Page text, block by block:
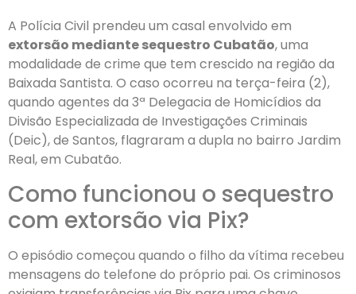
A Polícia Civil prendeu um casal envolvido em
extorsão mediante sequestro Cubatão, uma
modalidade de crime que tem crescido na região da
Baixada Santista. O caso ocorreu na terça-feira (2),
quando agentes da 3ª Delegacia de Homicídios da
Divisão Especializada de Investigações Criminais
(Deic), de Santos, flagraram a dupla no bairro Jardim
Real, em Cubatão.
Como funcionou o sequestro
com extorsão via Pix?
O episódio começou quando o filho da vítima recebeu
mensagens do telefone do próprio pai. Os criminosos